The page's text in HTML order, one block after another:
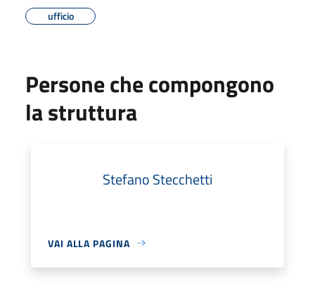
ufficio
Persone che compongono
la struttura
Stefano Stecchetti
VAI ALLA PAGINA